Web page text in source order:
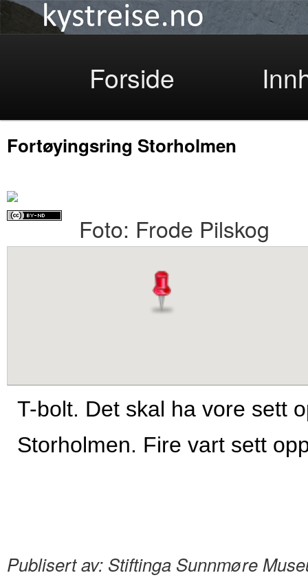
Skip
to
primary
Forside
Fortøyingsring Storholmen
Foto: Frode Pilskog
T-bolt. Det skal ha vore sett
Storholmen. Fire vart sett
Publisert av: Stiftinga Sunnmøre